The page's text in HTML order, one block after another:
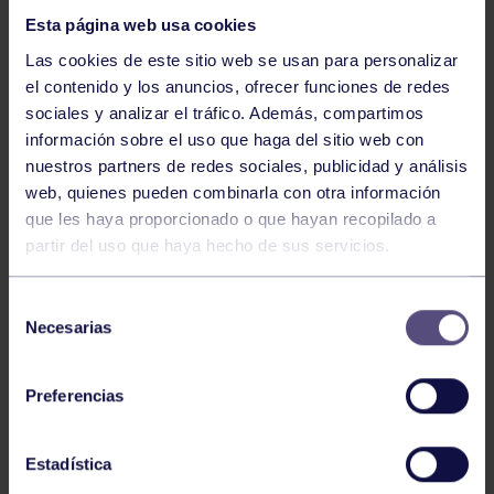
Esta página web usa cookies
Las cookies de este sitio web se usan para personalizar
el contenido y los anuncios, ofrecer funciones de redes
sociales y analizar el tráfico. Además, compartimos
información sobre el uso que haga del sitio web con
nuestros partners de redes sociales, publicidad y análisis
web, quienes pueden combinarla con otra información
que les haya proporcionado o que hayan recopilado a
partir del uso que haya hecho de sus servicios.
Necesarias
Preferencias
Estadística
Hockey 28 Jul 2026
ÓSCAR PALOMERO, RUMBO AL
MUNDIAL
Hockey